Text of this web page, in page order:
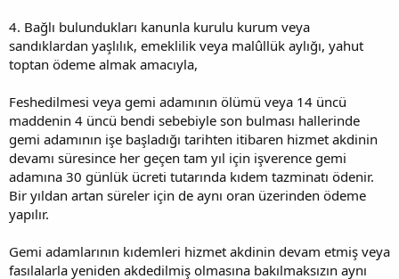
4. Bağlı bulundukları kanunla kurulu kurum veya
sandıklardan yaşlılık, emeklilik veya malûllük aylığı, yahut
toptan ödeme almak amacıyla,
Feshedilmesi veya gemi adamının ölümü veya 14 üncü
maddenin 4 üncü bendi sebebiyle son bulması hallerinde
gemi adamının işe başladığı tarihten itibaren hizmet akdinin
devamı süresince her geçen tam yıl için işverence gemi
adamına 30 günlük ücreti tutarında kıdem tazminatı ödenir.
Bir yıldan artan süreler için de aynı oran üzerinden ödeme
yapılır.
Gemi adamlarının kıdemleri hizmet akdinin devam etmiş veya
fasılalarla yeniden akdedilmiş olmasına bakılmaksızın aynı